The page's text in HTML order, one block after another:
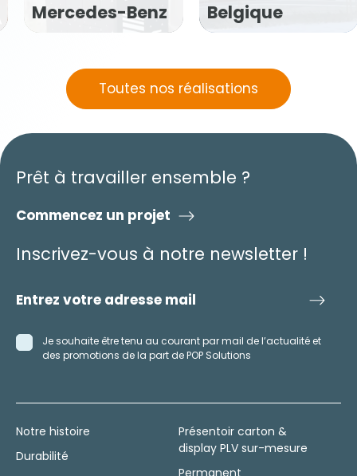
Belgique
Veritas
Toutes nos réalisations
Prêt à travailler ensemble ?
Commencez un projet
Inscrivez-vous à notre newsletter !
Je souhaite être tenu au courant par mail de l’actualité et
des promotions de la part de POP Solutions
Notre histoire
Durabilité
Présentoir carton &
display PLV sur-mesure
Permanent